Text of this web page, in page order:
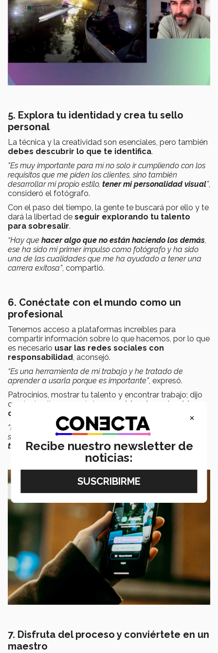
5. Explora tu identidad y crea tu sello
personal
La técnica y la creatividad son esenciales, pero también
debes descubrir lo que te identifica.
"Es muy importante para mí no solo ir cumpliendo con los
requisitos que me piden los clientes, sino también
desarrollar mi propio estilo, tener mi personalidad visual”,
consideró el fotógrafo.
Con el paso del tiempo, la gente te buscará por ello y te
dará la libertad de seguir explorando tu talento
para sobresalir.
“Hay que hacer algo que no están haciendo los demás
ese ha sido mi primer impulso como fotógrafo y ha sido
una de las cualidades que me ha ayudado a tener una
carrera exitosa”, compartió.
6. Conéctate con el mundo como un
profesional
Tenemos acceso a plataformas increíbles para
compartir información sobre lo que hacemos, por lo que
es necesario usar las redes sociales con
responsabilidad , aconsejó.
“Es una herramienta de mi trabajo y he tratado de
aprender a usarla porque es importante”, expresó.
Patrocinios, mostrar tu talento y encontrar trabajo; dijo
que todo ello se puede lograr
sabiendo qué subir y
cuándo subirlo
“Mi recomendación es que aprendan a usar sus redes
sociales y quedistingan qué es personal y qué es
trabajo”, sugirió.
7. Disfruta del proceso y conviértete en un
maestro
×
Recibe nuestro newsletter de
noticias: